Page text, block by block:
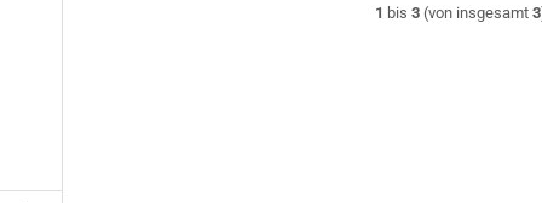
1 bis 3(von insgesamt 3